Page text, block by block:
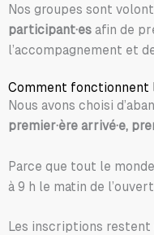
Nos groupes sont
participant·es afin de
l’accompagnement et
Comment fonctionnent
Nous avons choisi
premier·ère arrivé·e,
Parce que tout le
à 9 h le matin de
Les inscriptions